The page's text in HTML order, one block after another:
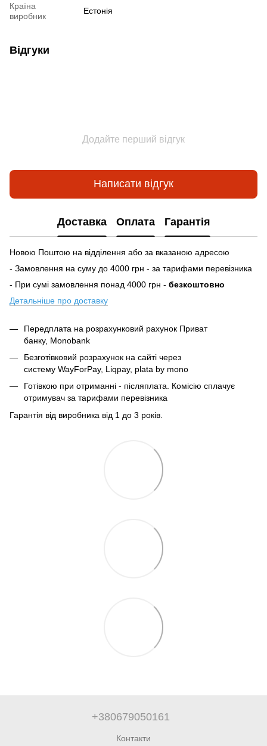
Країна
виробник
Естонія
Відгуки
Додайте перший відгук
Написати відгук
Доставка Оплата Гарантія
Новою Поштою на відділення або за вказаною адресою
- Замовлення на суму до 4000 грн - за тарифами перевізника
- При сумі замовлення понад 4000 грн - безкоштовно
Детальніше про доставку
Передплата на розрахунковий рахунок Приват
банку, Monobank
Безготівковий розрахунок на сайті через
систему WayForPay, Liqpay, plata by mono
Готівкою при отриманні - післяплата. Комісію сплачує
отримувач за тарифами перевізника
Гарантія від виробника від 1 до 3 років.
+380679050161
Контакти